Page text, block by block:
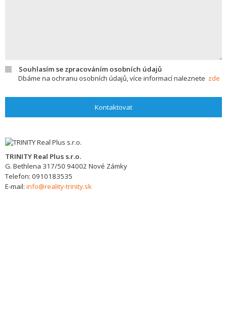
Souhlasím se zpracováním osobních údajů
Dbáme na ochranu osobních údajů, více informací naleznete zde
Kontaktovat
TRINITY Real Plus s.r.o.
G. Bethlena 317/50 94002 Nové Zámky
Telefon: 0910183535
E-mail: info@reality-trinity.sk